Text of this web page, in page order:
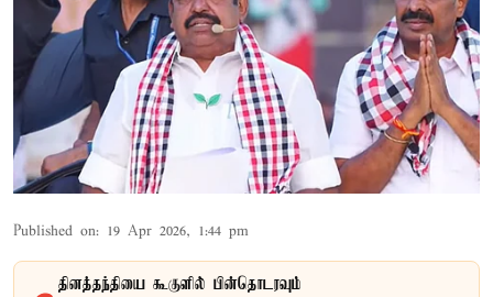
Published on: 19 Apr 2026, 1:44 pm
தினத்தந்தியை கூகுளில் பின்தொடரவும்